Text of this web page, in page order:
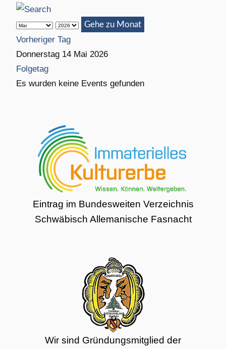
Gehe zu Monat
Vorheriger Tag
Donnerstag 14 Mai 2026
Folgetag
Es wurden keine Events gefunden
Eintrag im Bundesweiten Verzeichnis
Schwäbisch Allemanische Fasnacht
Wir sind Gründungsmitglied der